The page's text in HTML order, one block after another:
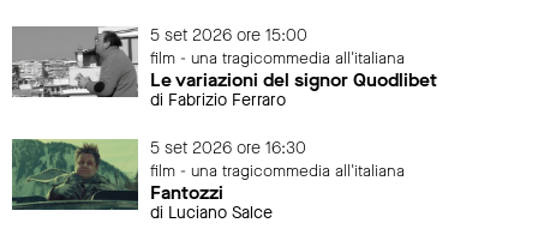
5 set 2026 ore 15:00
film - una tragicommedia all'italiana
Le variazioni del signor Quodlibet
di Fabrizio Ferraro
5 set 2026 ore 16:30
film - una tragicommedia all'italiana
Fantozzi
di Luciano Salce